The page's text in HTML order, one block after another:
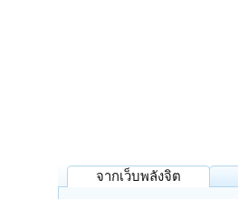
จากเว็บพลังจิต